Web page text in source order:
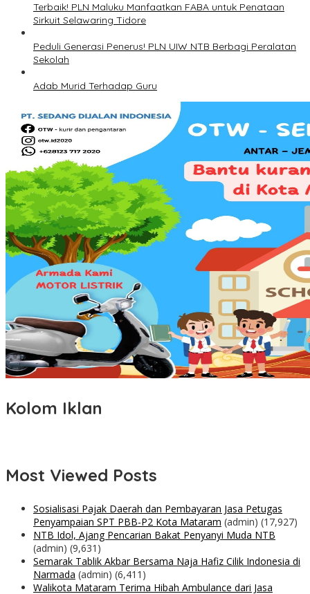
Terbaik! PLN Maluku Manfaatkan FABA untuk Penataan
Sirkuit Selawaring Tidore
Peduli Generasi Penerus! PLN UIW NTB Berbagi Peralatan
Sekolah
Adab Murid Terhadap Guru
Kolom Iklan
Most Viewed Posts
Sosialisasi Pajak Daerah dan Pembayaran Jasa Petugas
Penyampaian SPT PBB-P2 Kota Mataram (admin) (17,927)
NTB Idol, Ajang Pencarian Bakat Penyanyi Muda NTB
(admin) (9,631)
Semarak Tablik Akbar Bersama Naja Hafiz Cilik Indonesia di
Narmada (admin) (6,411)
Walikota Mataram Terima Hibah Ambulance dari Jasa